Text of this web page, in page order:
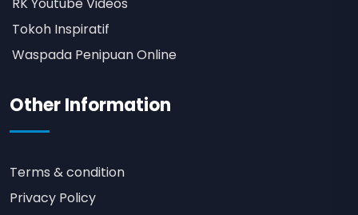
RK Youtube Videos
Tokoh Inspiratif
Waspada Penipuan Online
Other Information
Terms & condition
Privacy Policy